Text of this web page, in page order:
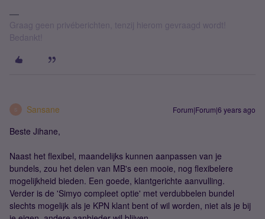
Graag geen privéberichten, tenzij hierom gevraagd wordt!
Bedankt!
S Sansane Forum|Forum|6 years ago
Beste Jihane,
Naast het flexibel, maandelijks kunnen aanpassen van je
bundels, zou het delen van MB's een mooie, nog flexibelere
mogelijkheid bieden. Een goede, klantgerichte aanvulling.
Verder is de 'Simyo compleet optie' met verdubbelen bundel
slechts mogelijk als je KPN klant bent of wil worden, niet als je bij